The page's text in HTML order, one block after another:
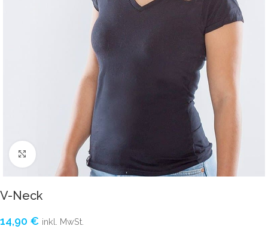
Click to enlarge
V-Neck
14,90 € inkl. MwSt.